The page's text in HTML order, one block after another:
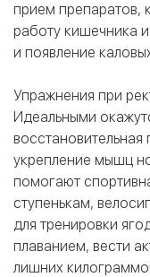
прием препаратов,
работу кишечника
и появление
Упражнения при
Идеальными
восстановительная
укрепление мышц
помогают
ступенькам,
для тренировки
плаванием, вести
лишних